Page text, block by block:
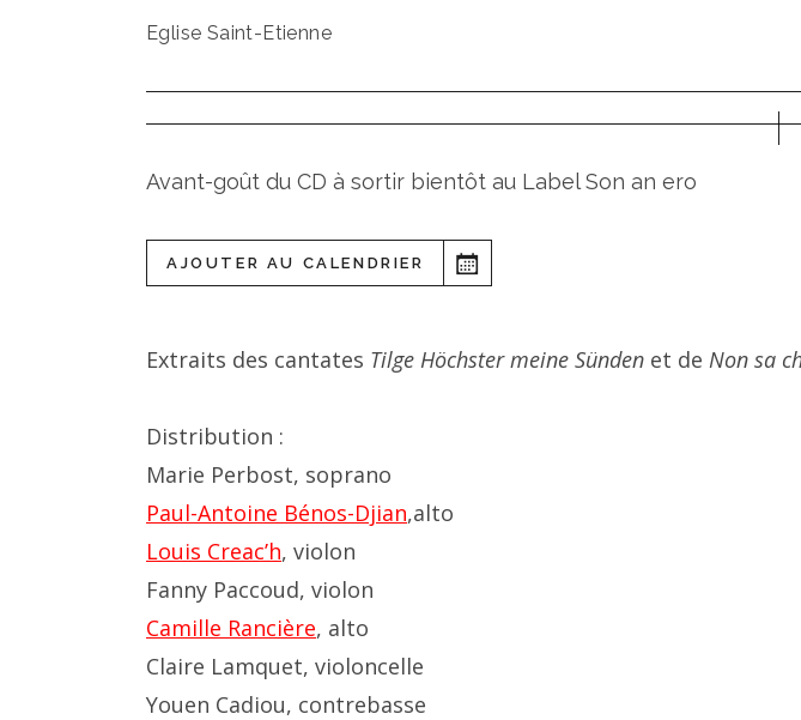
Eglise Saint-Etienne
Avant-goût du CD à sortir bientôt au Label Son an ero
AJOUTER AU CALENDRIER
Extraits des cantates Tilge Höchster meine Sünden et de Non sa
Distribution :
Marie Perbost, soprano
Paul-Antoine Bénos-Djian,alto
Louis Creac’h, violon
Fanny Paccoud, violon
Camille Rancière, alto
Claire Lamquet, violoncelle
Youen Cadiou, contrebasse